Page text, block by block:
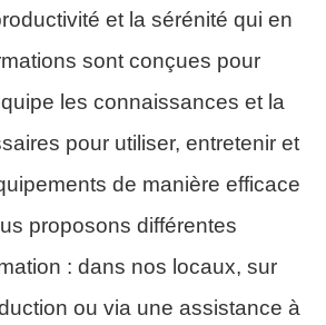
et la sérénité qui en
sont conçues pour
les connaissances et la
pour utiliser, entretenir et
de manière efficace
proposons différentes
: dans nos locaux, sur
ou via une assistance à